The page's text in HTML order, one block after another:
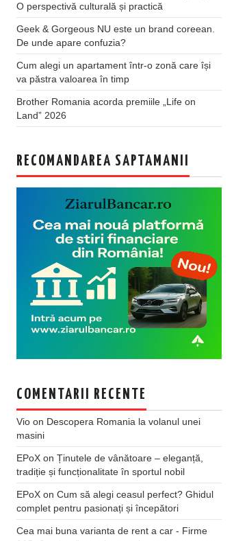
O perspectivă culturală și practică
Geek & Gorgeous NU este un brand coreean.
De unde apare confuzia?
Cum alegi un apartament într-o zonă care își
va păstra valoarea în timp
Brother Romania acorda premiile „Life on
Land” 2026
RECOMANDAREA SAPTAMANII
COMENTARII RECENTE
Vio on Descopera Romania la volanul unei
masini
EPoX on Ținutele de vânătoare – eleganță,
tradiție și funcționalitate în sportul nobil
EPoX on Cum să alegi ceasul perfect? Ghidul
complet pentru pasionați și începători
Cea mai buna varianta de rent a car - Firme